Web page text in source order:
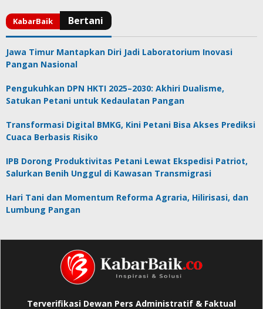
Jawa Timur Mantapkan Diri Jadi Laboratorium Inovasi
Pangan Nasional
Pengukuhkan DPN HKTI 2025–2030: Akhiri Dualisme,
Satukan Petani untuk Kedaulatan Pangan
Transformasi Digital BMKG, Kini Petani Bisa Akses Prediksi
Cuaca Berbasis Risiko
IPB Dorong Produktivitas Petani Lewat Ekspedisi Patriot,
Salurkan Benih Unggul di Kawasan Transmigrasi
Hari Tani dan Momentum Reforma Agraria, Hilirisasi, dan
Lumbung Pangan
Terverifikasi Dewan Pers Administratif & Faktual